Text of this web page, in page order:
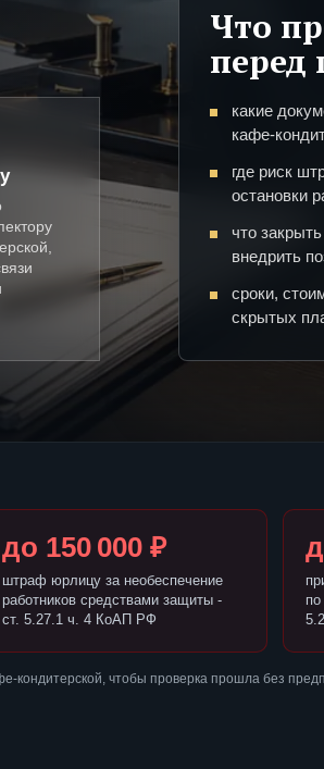
Что
перед
какие
кафе-
где риск
остановки
что
внедрить
сроки,
скрытых
до 150 000 ₽
штраф юрлицу за необеспечение
работников средствами защиты -
ст. 5.27.1 ч. 4 КоАП РФ
кондитерской, чтобы проверка прошла без